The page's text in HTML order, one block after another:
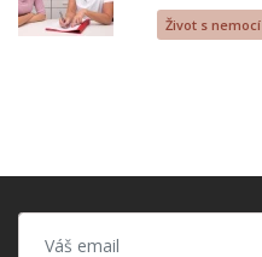
Život s nemocí